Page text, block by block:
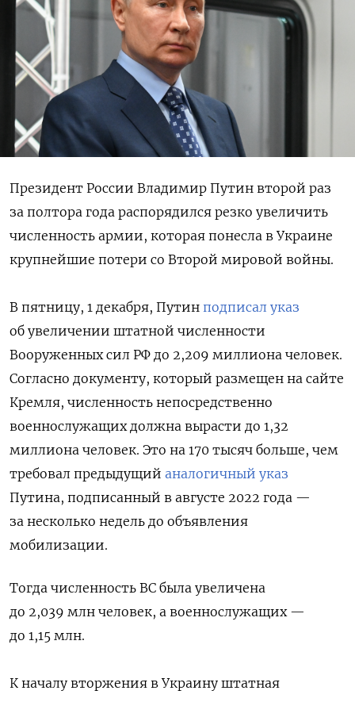
Президент России Владимир Путин второй раз
за полтора года распорядился резко увеличить
численность армии, которая понесла в Украине
крупнейшие потери со Второй мировой войны.
В пятницу, 1 декабря, Путин подписал указ
об увеличении штатной численности
Вооруженных сил РФ до 2,209 миллиона человек.
Согласно документу, который размещен на сайте
Кремля, численность непосредственно
военнослужащих должна вырасти до 1,32
миллиона человек. Это на 170 тысяч больше, чем
требовал предыдущий аналогичный указ
Путина, подписанный в августе 2022 года —
за несколько недель до объявления
мобилизации.
Тогда численность ВС была увеличена
до 2,039 млн человек, а военнослужащих —
до 1,15 млн.
К началу вторжения в Украину штатная